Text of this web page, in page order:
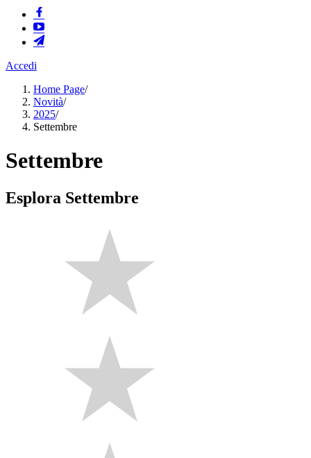
Accedi
Home Page/
Novità/
2025/
Settembre
Settembre
Esplora Settembre